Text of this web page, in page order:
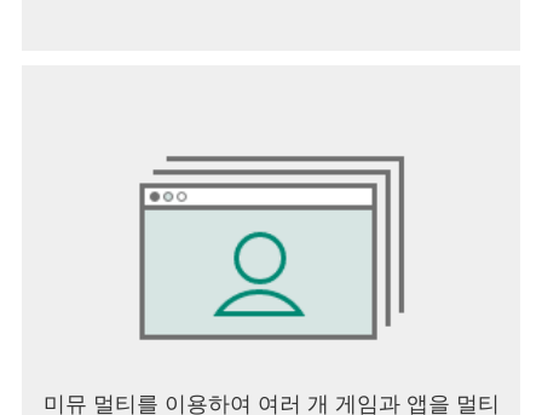
미뮤 멀티를 이용하여 여러 개 게임과 앱을 멀티